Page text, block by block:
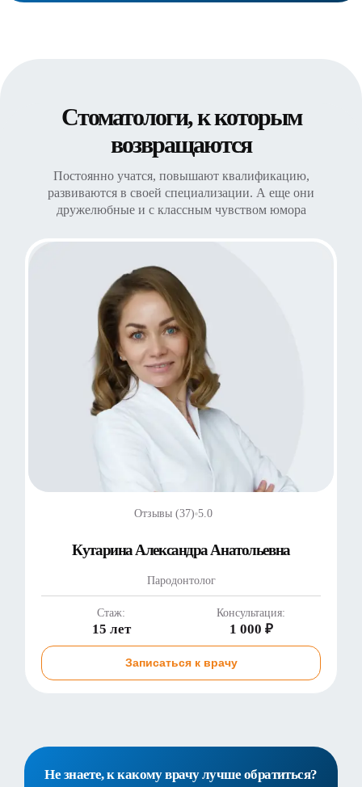
Стоматологи, к которым
возвращаются
Постоянно учатся, повышают квалификацию,
развиваются в своей специализации. А еще они
дружелюбные и с классным чувством юмора
Отзывы (37) 5.0
Кутарина Александра Анатольевна
Пародонтолог
Стаж:
15 лет
Консультация:
1 000 ₽
Записаться к врачу
Не знаете, к какому врачу лучше обратиться?